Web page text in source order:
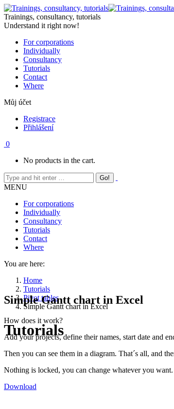
Skip
to
content
Trainings, consultancy, tutorials
Understand it right now!
For corporations
Individually
Consultancy
Tutorials
Contact
Where
Můj účet
Registrace
Přihlášení
0
No products in the cart.
MENU
For corporations
Individually
Consultancy
Tutorials
Contact
Where
You are here:
Home
Tutorials
Pivot tables
Simple Gantt chart in Excel
Tutorials
Simple Gantt chart in Excel
How does it work?
Add your projects, define their names, start date and
Then you can see them in a diagram. That´s all, and
Nothing is locked, you can change whatever you want.
Download